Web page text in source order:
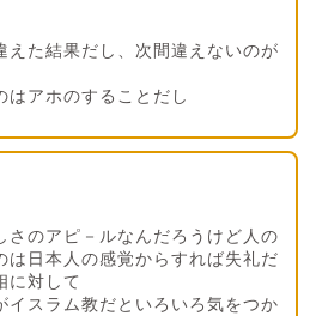
えた結果だし、次間違えないのが
はアホのすることだし
さのアピ－ルなんだろうけど人の
は日本人の感覚からすれば失礼だ
に対して
イスラム教だといろいろ気をつか